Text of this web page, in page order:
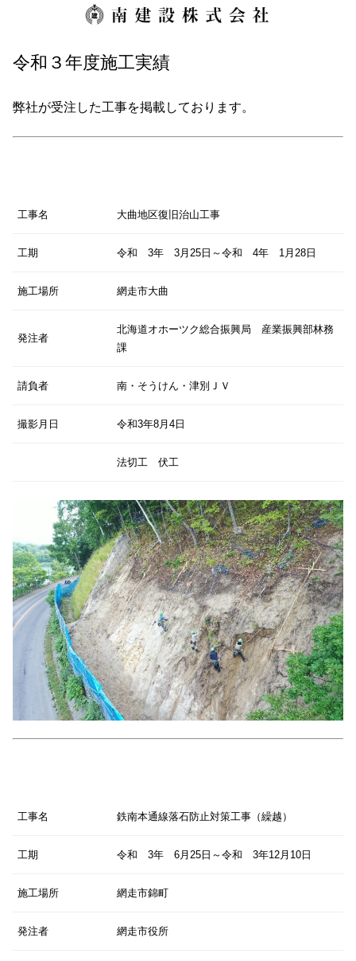
令和３年度施工実績
弊社が受注した工事を掲載しております。
工事名 大曲地区復旧治山工事
工期 令和 3年 3月25日～令和 4年 1月28日
施工場所 網走市大曲
発注者
北海道オホーツク総合振興局 産業振興部林務
課
請負者 南・そうけん・津別ＪＶ
撮影月日 令和3年8月4日
法切工 伏工
工事名 鉄南本通線落石防止対策工事（繰越）
工期 令和 3年 6月25日～令和 3年12月10日
施工場所 網走市錦町
発注者 網走市役所